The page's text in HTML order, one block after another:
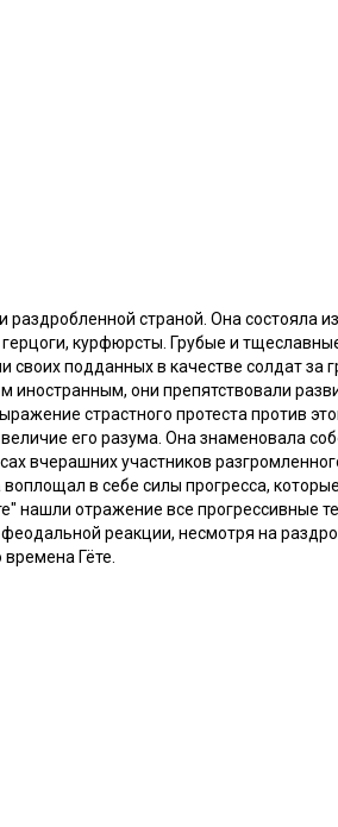
страной. Она состояла
курфюрсты. Грубые и
подданных в качестве солдат за
иностранным, они препятствовали
страстного протеста против
его разума. Она знаменовала
вчерашних участников
в себе силы прогресса,
нашли отражение все прогрессивные
реакции, несмотря на
Гёте.